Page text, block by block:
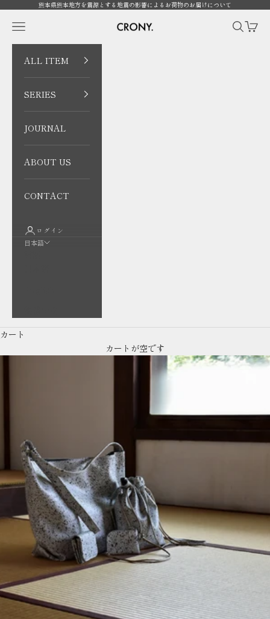
コンテンツへスキップ
熊本県熊本地方を震源とする地震の影響によるお荷物のお届けについて
CRONY. ONLINE
メニューを開く 検索を開
カー
ALL ITEM
SERIES
JOURNAL
ABOUT US
CONTACT
ログイン
日本語
カート
カートが空です